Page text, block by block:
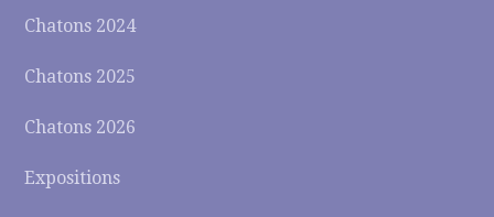
Chatons 2024
Chatons 2025
Chatons 2026
Expositions